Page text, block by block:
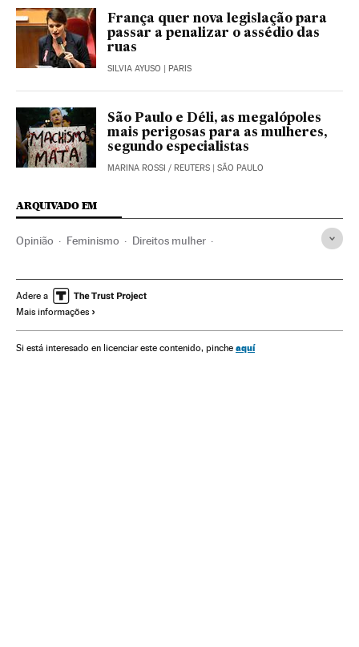
França quer nova legislação para
passar a penalizar o assédio das
ruas
SILVIA AYUSO | PARIS
São Paulo e Déli, as megalópoles
mais perigosas para as mulheres,
segundo especialistas
MARINA ROSSI / REUTERS | SÃO PAULO
ARQUIVADO EM
Opinião Feminismo Direitos mulher
Delitos Espanha Justiça
Adere a
Mais informações
Si está interesado en licenciar este contenido, pinche aquí